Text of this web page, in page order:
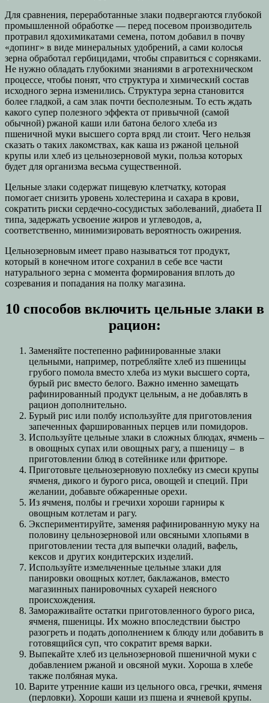
Для сравнения, переработанные злаки подвергаются глубокой
промышленной обработке — перед посевом производитель
протравил ядохимикатами семена, потом добавил в почву
«допинг» в виде минеральных удобрений, а сами колосья
зерна обработал гербицидами, чтобы справиться с сорняками.
Не нужно обладать глубокими знаниями в агротехническом
процессе, чтобы понят, что структура и химический состав
исходного зерна изменились. Структура зерна становится
более гладкой, а сам злак почти бесполезным. То есть ждать
какого супер полезного эффекта от привычной (самой
обычной) ржаной каши или батона белого хлеба из
пшеничной муки высшего сорта вряд ли стоит. Чего нельзя
сказать о таких лакомствах, как каша из ржаной цельной
крупы или хлеб из цельнозерновой муки, польза которых
будет для организма весьма существенной.
Цельные злаки содержат пищевую клетчатку, которая
помогает снизить уровень холестерина и сахара в крови,
сократить риски сердечно-сосудистых заболеваний, диабета II
типа, задержать усвоение жиров и углеводов, а,
соответственно, минимизировать вероятность ожирения.
Цельнозерновым имеет право называться тот продукт,
который в конечном итоге сохранил в себе все части
натурального зерна с момента формирования вплоть до
созревания и попадания на полку магазина.
10 способов включить цельные злаки в
рацион:
Заменяйте постепенно рафинированные злаки
цельными, например, потребляйте хлеб из пшеницы
грубого помола вместо хлеба из муки высшего сорта,
бурый рис вместо белого. Важно именно замещать
рафинированный продукт цельным, а не добавлять в
рацион дополнительно.
Бурый рис или полбу используйте для приготовления
запеченных фаршированных перцев или помидоров.
Используйте цельные злаки в сложных блюдах, ячмень –
в овощных супах или овощных рагу, а пшеницу – в
приготовлении блюд в сотейнике или фритюре.
Приготовьте цельнозерновую похлебку из смеси крупы
ячменя, дикого и бурого риса, овощей и специй. При
желании, добавьте обжаренные орехи.
Из ячменя, полбы и гречихи хороши гарниры к
овощным котлетам и рагу.
Экспериментируйте, заменяя рафинированную муку на
половину цельнозерновой или овсяными хлопьями в
приготовлении теста для выпечки оладий, вафель,
кексов и других кондитерских изделий.
Используйте измельченные цельные злаки для
панировки овощных котлет, баклажанов, вместо
магазинных панировочных сухарей неясного
происхождения.
Замораживайте остатки приготовленного бурого риса,
ячменя, пшеницы. Их можно впоследствии быстро
разогреть и подать дополнением к блюду или добавить в
готовящийся суп, что сократит время варки.
Выпекайте хлеб из цельнозерновой пшеничной муки с
добавлением ржаной и овсяной муки. Хороша в хлебе
также полбяная мука.
Варите утренние каши из цельного овса, гречки, ячменя
(перловки). Хороши каши из пшена и ячневой крупы.